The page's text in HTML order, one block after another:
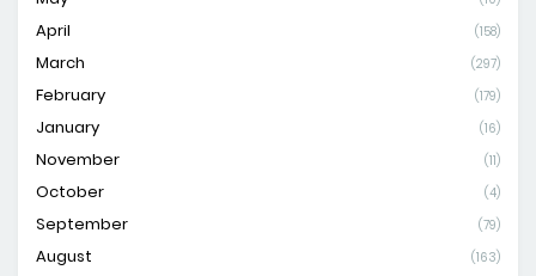
April (158)
March (297)
February (179)
January (16)
November (11)
October (4)
September (79)
August (163)